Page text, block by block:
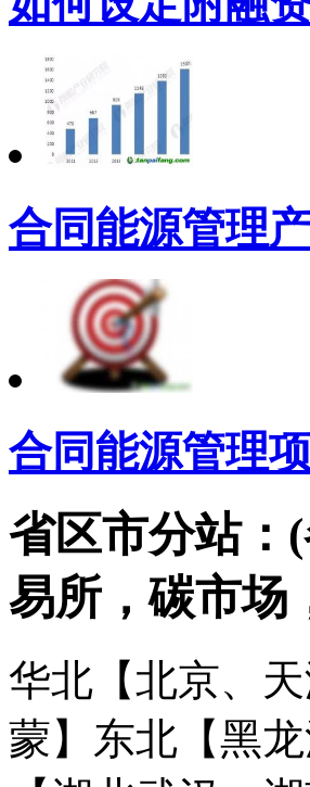
合同能源管理
合同能源管理
省区市分站：
易所，碳市场
华北【北京、
蒙】 东北【黑